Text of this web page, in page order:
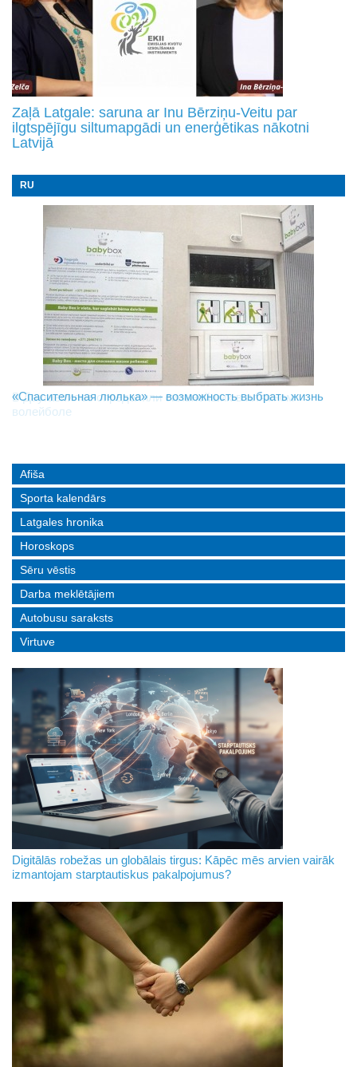
Zaļā Latgale: saruna ar Inu Bērziņu-Veitu par
ilgtspējīgu siltumapgādi un enerģētikas nākotni
Latvijā
RU
В Даугавпилсе определили сильнейших в пляжном
волейболе
«Спасительная люлька» — возможность выбрать жизнь
Новое поколение пограничников: Даугавпилсское
управление пополнили молодые специалисты
Afiša
Sporta kalendārs
Latgales hronika
Horoskops
Sēru vēstis
Darba meklētājiem
Autobusu saraksts
Virtuve
Digitālās robežas un globālais tirgus: Kāpēc mēs arvien vairāk
izmantojam starptautiskus pakalpojumus?